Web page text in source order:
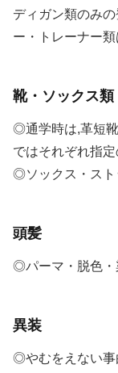
ディガン類のみ
ー・トレーナー類
靴・ソックス類
◎通学時は,革短
ではそれぞれ指
◎ソックス・スト
頭髪
◎パーマ・脱色・
異装
◎やむをえない事